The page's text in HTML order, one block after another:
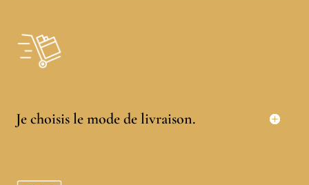
Je choisis le mode de livraison.